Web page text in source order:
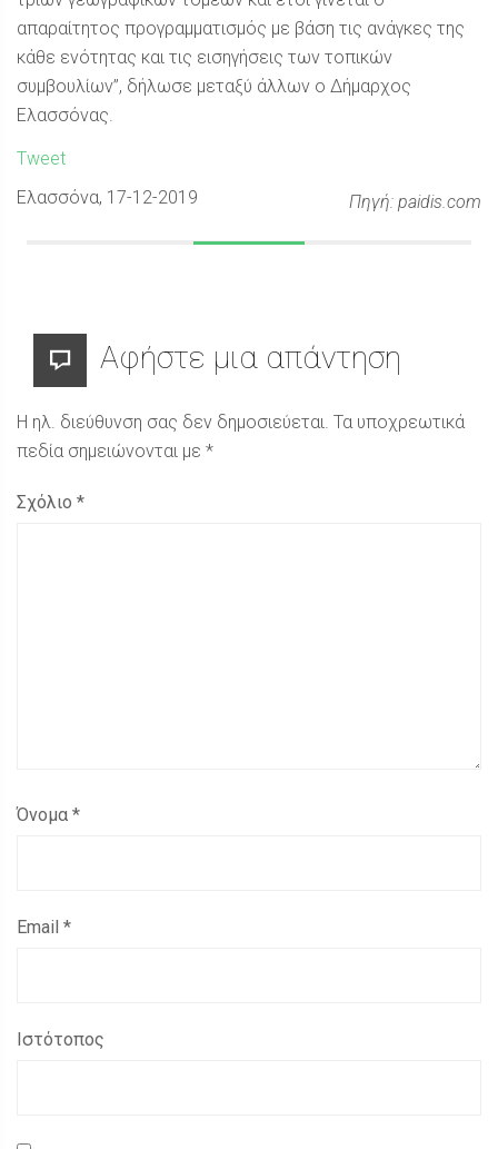
απαραίτητος προγραμματισμός με βάση τις ανάγκες της
κάθε ενότητας και τις εισηγήσεις των τοπικών
συμβουλίων”, δήλωσε μεταξύ άλλων ο Δήμαρχος
Ελασσόνας.
Tweet
Πηγή: paidis.com
Ελασσόνα, 17-12-2019
Αφήστε μια απάντηση
Η ηλ. διεύθυνση σας δεν δημοσιεύεται. Τα υποχρεωτικά
πεδία σημειώνονται με *
Σχόλιο *
Όνομα *
Email *
Ιστότοπος